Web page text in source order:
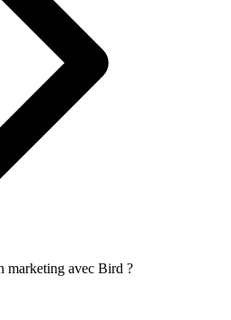
marketing avec Bird ?